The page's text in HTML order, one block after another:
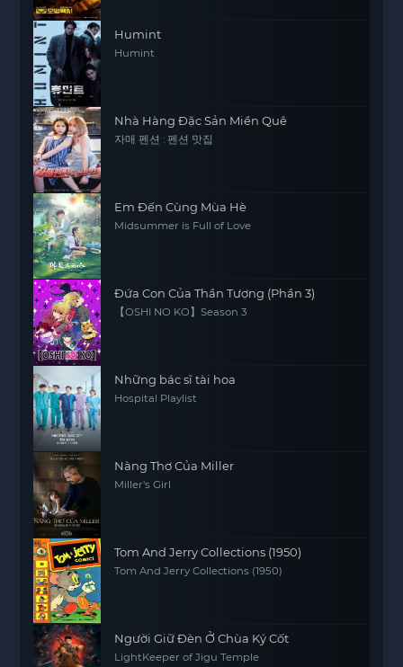
Humint
Humint
Nhà Hàng Đặc Sản Miền Quê
자매 펜션 : 펜션 맛집
Em Đến Cùng Mùa Hè
Midsummer is Full of Love
Đứa Con Của Thần Tượng (Phần 3)
【OSHI NO KO】Season 3
Những bác sĩ tài hoa
Hospital Playlist
Nàng Thơ Của Miller
Miller's Girl
Tom And Jerry Collections (1950)
Tom And Jerry Collections (1950)
Người Giữ Đèn Ở Chùa Ký Cốt
LightKeeper of Jigu Temple